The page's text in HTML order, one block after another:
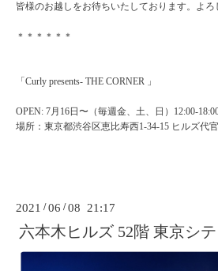
皆様のお越しをお待ちいたしております。よろ
＊＊＊＊＊＊
「Curly presents- THE CORNER 」
OPEN: 7月16日〜（毎週金、土、日）12:00-
場所：東京都渋谷区恵比寿西1-34-15 ヒルズ代
2021 /06 /08 21:17
六本木ヒルズ 52階 東京シ